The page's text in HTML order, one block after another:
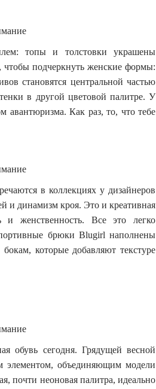
топы и толстовки украшены
подчеркнуть женские формы:
становятся центральной частью
в другой цветовой палитре. У
авантюризма. Как раз, то, что тебе
в коллекциях у дизайнеров
и динамизм кроя. Это и креативная
и женственность. Все это легко
брюки Blugirl наполнены
которые добавляют текстуре
обувь сегодня. Грядущей весной
элементом, объединяющим модели
почти неоновая палитра, идеально